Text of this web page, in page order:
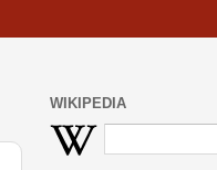
WIKIPEDIA